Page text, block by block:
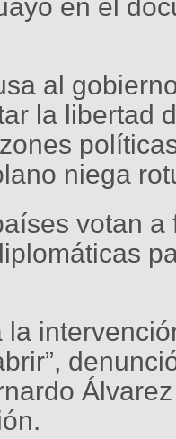
en el
al
la libertad
niega
votan
la